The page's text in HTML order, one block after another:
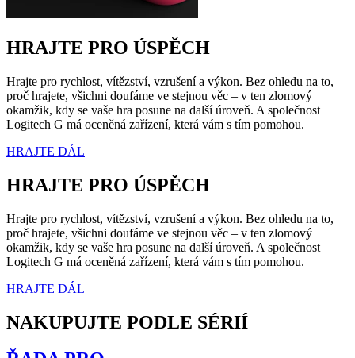
HRAJTE PRO ÚSPĚCH
Hrajte pro rychlost, vítězství, vzrušení a výkon. Bez ohledu na to,
proč hrajete, všichni doufáme ve stejnou věc – v ten zlomový
okamžik, kdy se vaše hra posune na další úroveň. A společnost
Logitech G má oceněná zařízení, která vám s tím pomohou.
HRAJTE DÁL
HRAJTE PRO ÚSPĚCH
Hrajte pro rychlost, vítězství, vzrušení a výkon. Bez ohledu na to,
proč hrajete, všichni doufáme ve stejnou věc – v ten zlomový
okamžik, kdy se vaše hra posune na další úroveň. A společnost
Logitech G má oceněná zařízení, která vám s tím pomohou.
HRAJTE DÁL
NAKUPUJTE PODLE SÉRIÍ